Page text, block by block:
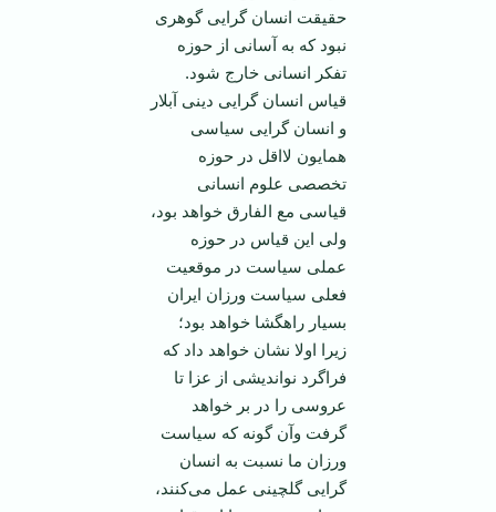
حقیقت انسان گرایی گوهری
نبود که به آسانی از حوزه
تفکر انسانی خارج شود.
قیاس انسان گرایی دینی آبلار
و انسان گرایی سیاسی
همایون لااقل در حوزه
تخصصی علوم انسانی
قیاسی مع الفارق خواهد بود،
ولی این قیاس در حوزه
عملی سیاست در موقعیت
فعلی سیاست ورزان ایران
بسیار راهگشا خواهد بود؛
زیرا اولا نشان خواهد داد که
فراگرد نواندیشی از عزا تا
عروسی را در بر خواهد
گرفت وآن گونه که سیاست
ورزان ما نسبت به انسان
گرایی گلچینی عمل می‌کنند،